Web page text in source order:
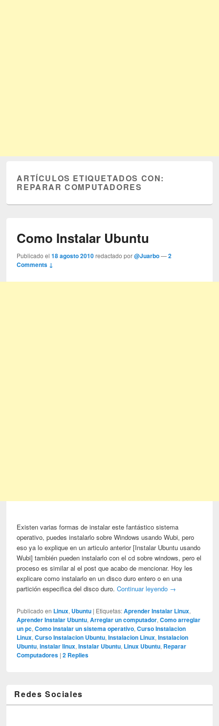
ARTÍCULOS ETIQUETADOS CON:
REPARAR COMPUTADORES
Como Instalar Ubuntu
Publicado el18 agosto 2010 redactado por@Juarbo —2
Comments ↓
Existen varias formas de instalar este fantástico sistema
operativo, puedes instalarlo sobre Windows usando Wubi, pero
eso ya lo explique en un articulo anterior [Instalar Ubuntu usando
Wubi] también pueden instalarlo con el cd sobre windows, pero el
proceso es similar al el post que acabo de mencionar. Hoy les
explicare como instalarlo en un disco duro entero o en una
partición especifica del disco duro.Continuar leyendo →
Publicado en Linux, Ubuntu | Etiquetas: Aprender Instalar Linux,
Aprender Instalar Ubuntu,Arreglar un computador,Como arreglar
un pc,Como instalar un sistema operativo,Curso Instalacion
Linux,Curso Instalacion Ubuntu,Instalacion Linux,Instalacion
Ubuntu,instalar linux,Instalar Ubuntu, Linux Ubuntu, Reparar
Computadores |2 Replies
Redes Sociales